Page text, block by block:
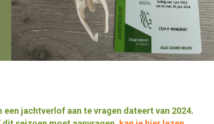
een jachtverlof aan te vragen dateert van 2024.